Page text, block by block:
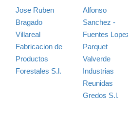
Jose Ruben
Bragado
Villareal
Alfonso
Sanchez -
Fuentes
Fabricacion de
Productos
Forestales S.l.
Parquet
Valverde
Industrias
Reunidas
Gredos S.l.